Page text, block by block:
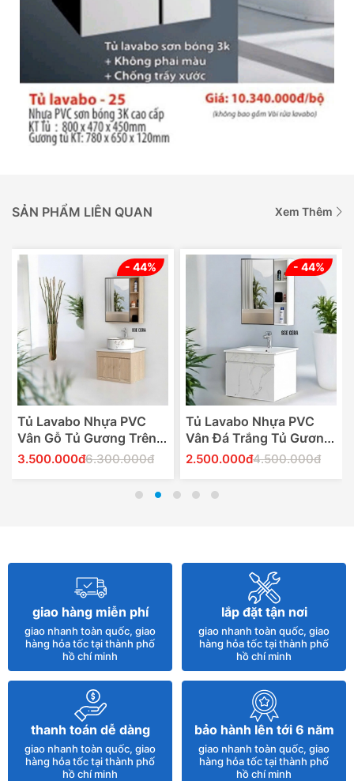
SẢN PHẨM LIÊN QUAN Xem Thêm
- 44%
Tủ Lavabo Nhựa PVC
Vân Gỗ Tủ Gương Trên
21
3.500.000đ6.300.000đ
- 44%
Tủ Lavabo Nhựa PVC
Vân Đá Trắng Tủ Gương
Trên 18
2.500.000đ4.500.000đ
giao hàng miễn phí
giao nhanh toàn quốc, giao
hàng hỏa tốc tại thành phố
hồ chí minh
lắp đặt tận nơi
giao nhanh toàn quốc, giao
hàng hỏa tốc tại thành phố
hồ chí minh
thanh toán dễ dàng
giao nhanh toàn quốc, giao
hàng hỏa tốc tại thành phố
hồ chí minh
bảo hành lên tới 6 năm
giao nhanh toàn quốc, giao
hàng hỏa tốc tại thành phố
hồ chí minh